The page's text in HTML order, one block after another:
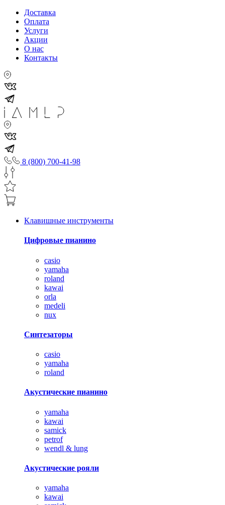
Доставка
Оплата
Услуги
Акции
О нас
Контакты
8 (800) 700-41-98
Клавишные инструменты
Цифровые пианино
casio
yamaha
roland
kawai
orla
medeli
nux
Синтезаторы
casio
yamaha
roland
Акустические пианино
yamaha
kawai
samick
petrof
wendl & lung
Акустические рояли
yamaha
kawai